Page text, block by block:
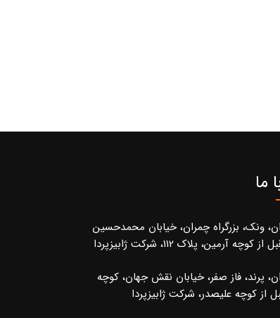
ما
ونک، بزرگراه چمران، خیابان محمدحسین
آرمین، پلاک 112، شرکت ژابیزپردا
پرند، فاز صفر، خیابان نقش جهان، کوچه
از کوچه علیصدر، شرکت ژابیزپردا